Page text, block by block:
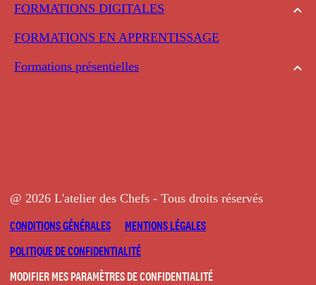
FORMATIONS DIGITALES
FORMATIONS EN APPRENTISSAGE
Formations présentielles
@ 2026 L'atelier des Chefs - Tous droits réservés
CONDITIONS GÉNÉRALES
MENTIONS LÉGALES
POLITIQUE DE CONFIDENTIALITÉ
MODIFIER MES PARAMÈTRES DE CONFIDENTIALITÉ